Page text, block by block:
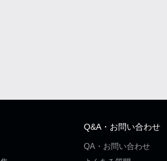
Q&A・お問い合わせ
QA・お問い合わせ